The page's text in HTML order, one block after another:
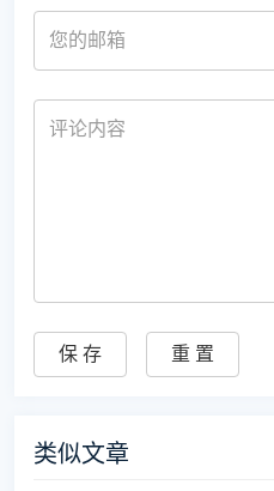
类似文章